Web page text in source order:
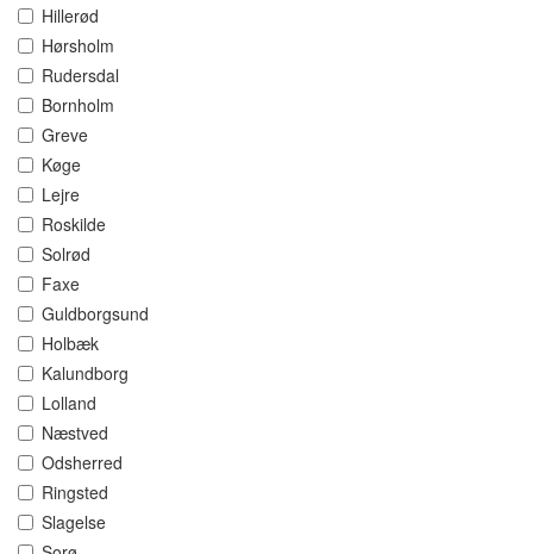
Hillerød
Hørsholm
Rudersdal
Bornholm
Greve
Køge
Lejre
Roskilde
Solrød
Faxe
Guldborgsund
Holbæk
Kalundborg
Lolland
Næstved
Odsherred
Ringsted
Slagelse